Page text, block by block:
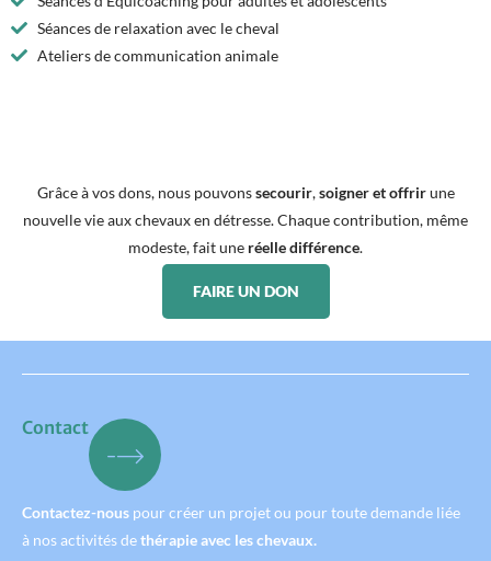
Séances de relaxation avec le cheval
Ateliers de communication animale
Grâce à vos dons, nous pouvonssecourir,soigner et offrirune
nouvelle vie aux chevaux en détresse. Chaque contribution, même
modeste, fait une réelle différence.
FAIRE UN DON
Contact
Contactez-nous pour créer un projet ou pour toute demande liée
à nos activités dethérapie avec les chevaux.